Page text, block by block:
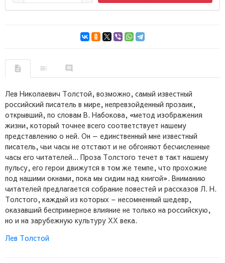
Лев Николаевич Толстой, возможно, самый известный
российский писатель в мире, непревзойденный прозаик,
открывший, по словам В. Набокова, «метод изображения
жизни, который точнее всего соответствует нашему
представлению о ней. Он — единственный мне известный
писатель, чьи часы не отстают и не обгоняют бесчисленные
часы его читателей... Проза Толстого течет в такт нашему
пульсу, его герои движутся в том же темпе, что прохожие
под нашими окнами, пока мы сидим над книгой». Вниманию
читателей предлагается собрание повестей и рассказов Л. Н.
Толстого, каждый из которых – несомненный шедевр,
оказавший беспримерное влияние не только на российскую,
но и на зарубежную культуру ХХ века.
Лев Толстой